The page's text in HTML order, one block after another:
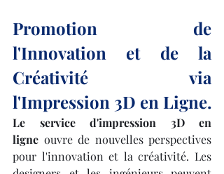
Promotion de
l'Innovation et de la
Créativité via
l'Impression 3D en Ligne.
Le service d'impression 3D en
ligne ouvre de nouvelles perspectives
pour l'innovation et la créativité. Les